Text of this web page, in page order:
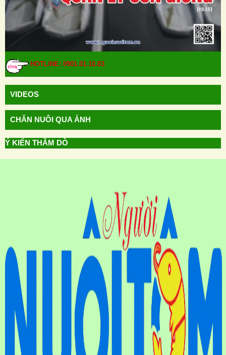
HOTLINE: 0901.01.10.83
VIDEOS
CHĂN NUÔI QUA ẢNH
Ý KIẾN THĂM DÒ